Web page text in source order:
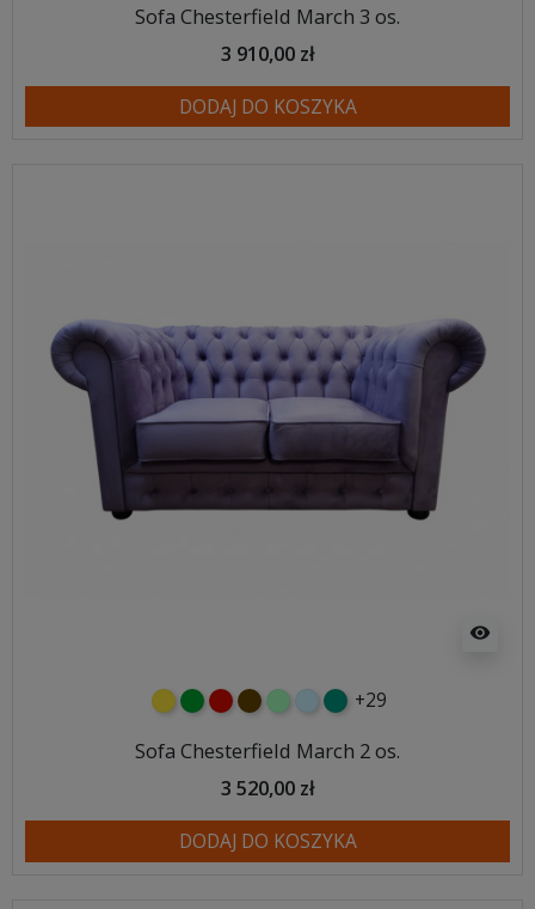
Sofa Chesterfield March 3 os.
3 910,00 zł
DODAJ DO KOSZYKA
visibility
żółtyzielonyczerwony
czekoladowy
miętowybłękitny
turkusowy
+29
Sofa Chesterfield March 2 os.
3 520,00 zł
DODAJ DO KOSZYKA